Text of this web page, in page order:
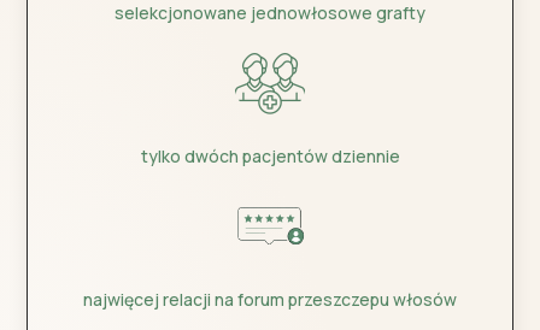
selekcjonowane jednowłosowe grafty
tylko dwóch pacjentów dziennie
najwięcej relacji na forum przeszczepu włosów